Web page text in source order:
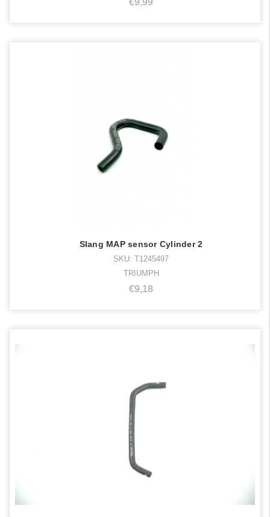
Slang MAP sensor Cylinder 2
SKU: T1245497
TRIUMPH
€9,18